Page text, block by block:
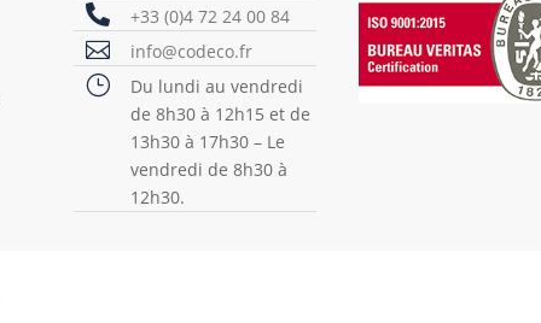
 +33 (0)4 72 24 00 84
 info@codeco.fr
}
Du lundi au vendredi
de 8h30 à 12h15 et de
13h30 à 17h30 – Le
vendredi de 8h30 à
12h30.